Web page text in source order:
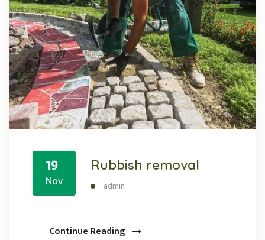
19
Nov
Rubbish removal
admin
Continue Reading